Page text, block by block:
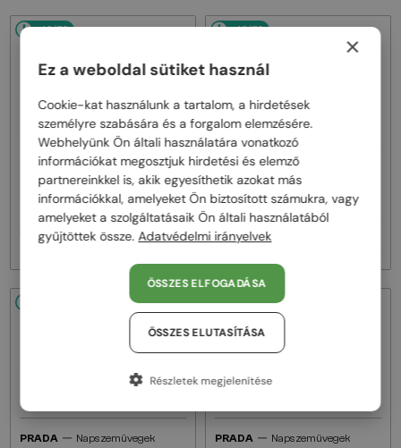
48/72
PRADA—Napszemüvegek
PR A17S - 15W04D - 54 -
POLARIZÁLT LENCSÉKKEL
102 000 Ft
48/72
PRADA—Napszemüvegek
PR A17S - 16K731 - 54
95 000 Ft
PRADA — Napszemüvegek
48/72
PRADA — Napszemüvegek
×
Ez a weboldal sütiket használ
Cookie-kat használunk a tartalom, a hirdetések
személyre szabására és a forgalom elemzésére.
Webhelyünk Ön általi használatára vonatkozó
információkat megosztjuk hirdetési és elemző
partnereinkkel is, akik egyesíthetik azokat más
információkkal, amelyeket Ön biztosított számukra, vagy
amelyeket a szolgáltatásaik Ön általi használatából
gyűjtöttek össze. Adatvédelmi irányelvek
ÖSSZES ELFOGADÁSA
ÖSSZES ELUTASÍTÁSA
Részletek megjelenítése